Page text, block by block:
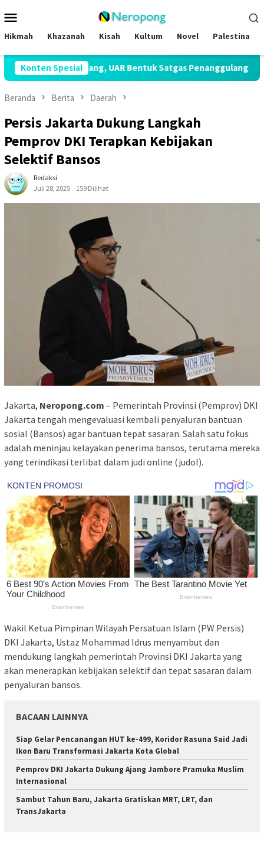
ke
kontenMobile
Hikmah Khazanah Kisah Kultum Novel Palestina
Konten Spesial
Panjang, UAR Bentuk Satgas Penanggulangan Bencana
Beranda Berita Daerah
Persis Jakarta Dukung Langkah
Pemprov DKI Terapkan Kebijakan
Selektif Bansos
Redaksi
Juli 28, 2025
159 Dilihat
Jakarta, Neropong.com – Pemerintah Provinsi (Pemprov) DKI
Jakarta tengah mengevaluasi kembali penyaluran bantuan
sosial (Bansos) agar bantuan tepat sasaran. Salah satu fokus
adalah meninjau kelayakan penerima bansos, terutama mereka
yang terindikasi terlibat dalam judi online (judol).
Wakil Ketua Pimpinan Wilayah Persatuan Islam (PW Persis)
DKI Jakarta, Ustaz Mohammad Idrus menyambut dan
mendukung langkah pemerintah Provinsi DKI Jakarta yang
akan menerapkan kebijakan selektif dan tepat sasaran dalam
penyaluran bansos.
BACAAN LAINNYA
Siap Gelar Pencanangan HUT ke-499, Koridor Rasuna Said Jadi
Ikon Baru Transformasi Jakarta Kota Global
Pemprov DKI Jakarta Dukung Ajang Jambore Pramuka Muslim
Internasional
Sambut Tahun Baru, Jakarta Gratiskan MRT, LRT, dan
TransJakarta